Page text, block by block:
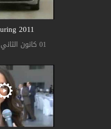
2011 BMW 5 Touring
01 كانون الثاني 2013, 12:00 ص